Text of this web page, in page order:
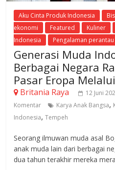
Aku Cinta Produk Indonesia
ekonomi
Featured Kuliner
Indonesia
Pengalaman perantau
Generasi Muda
Berbagai Negara
Pasar Eropa
Britania Raya 12 Juni
Komentar
Karya Anak Bangsa,
Indonesia,Tempeh
Seorang ilmuwan muda asal
anak muda lain dari berbagai
dua tahun terakhir mereka